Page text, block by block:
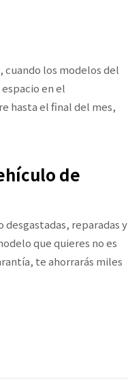
cuando los modelos del
en el
hasta el final del mes,
de
desgastadas, reparadas y
que quieres no es
te ahorrarás miles